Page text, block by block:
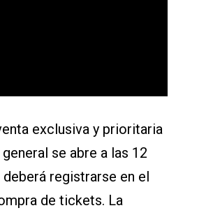
exclusiva y prioritaria
se abre a las 12
registrarse en el
de tickets. La